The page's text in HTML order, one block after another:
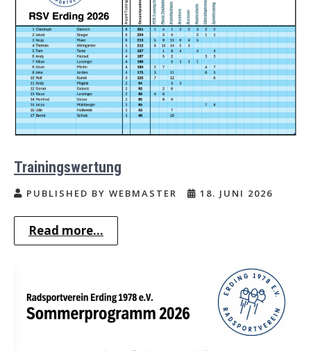
Trainingswertung
PUBLISHED BY WEBMASTER 18. JUNI 2026
Read more...